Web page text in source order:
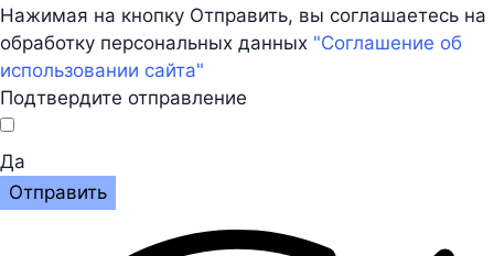
Нажимая на кнопку Отправить, вы соглашаетесь на
обработку персональных данных "Соглашение об
использовании сайта"
Подтвердите отправление
Да
Отправить